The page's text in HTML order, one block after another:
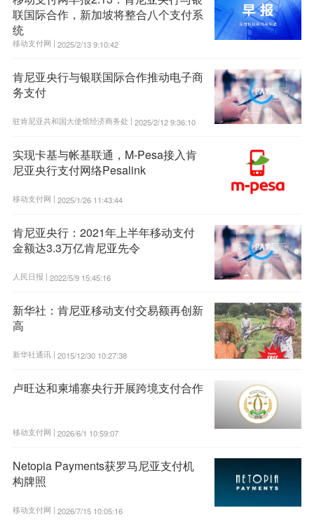
联国际合作，新加坡将整合八个支付系
统
移动支付网 | 2025/2/13 9:10:42
肯尼亚央行与银联国际合作推动电子商
务支付
驻肯尼亚共和国大使馆经济商务处 | 2025/2/12 9:36:10
实现卡基与帐基联通，M-Pesa接入肯
尼亚央行支付网络Pesalink
移动支付网 | 2025/1/26 11:43:44
肯尼亚央行：2021年上半年移动支付
金额达3.3万亿肯尼亚先令
人民日报 | 2022/5/9 15:45:16
新华社：肯尼亚移动支付交易额再创新
高
新华社通讯 | 2015/12/30 10:27:38
卢旺达和柬埔寨央行开展跨境支付合作
移动支付网 | 2026/6/1 10:59:07
Netopia Payments获罗马尼亚支付机
构牌照
移动支付网 | 2026/7/15 10:05:16